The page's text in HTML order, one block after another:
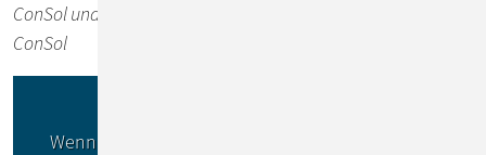
Wenn Sie "Video anzeigen" wählen, stimmen Sie
ConSol und Iliya Iliev, Senior DevOps Engineer, ebenfalls bei
ConSol